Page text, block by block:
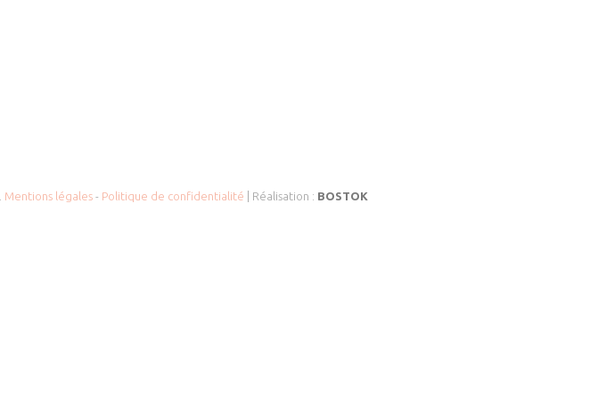
Mentions légales- Politique de confidentialité | Réalisation : BOSTOK